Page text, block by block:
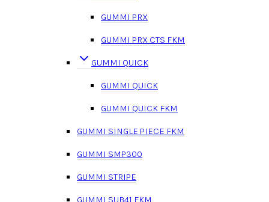
GUMMI PRX
GUMMI PRX CTS FKM
GUMMI QUICK
GUMMI QUICK
GUMMI QUICK FKM
GUMMI SINGLE PIECE FKM
GUMMI SMP300
GUMMI STRIPE
GUMMI SUB41 FKM